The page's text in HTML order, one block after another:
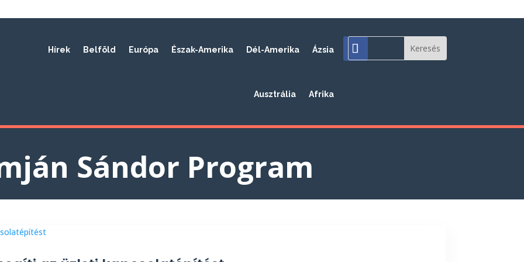
Hírek Belföld Európa Észak-Amerika Dél-Amerika Ázsia
Ausztrália Afrika
Sándor Program